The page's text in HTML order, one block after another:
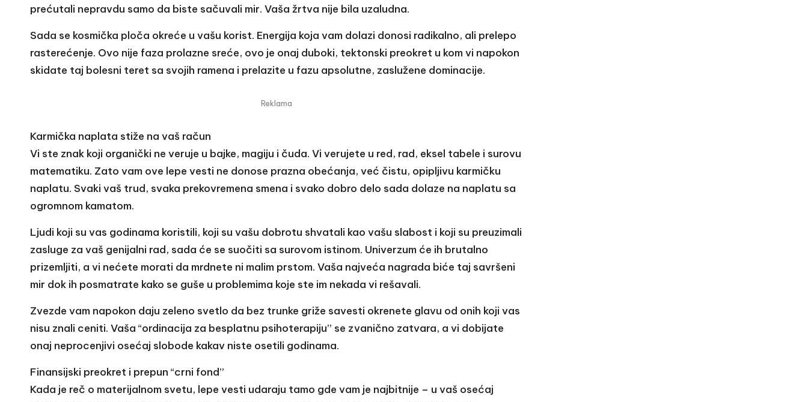
prećutali nepravdu samo da biste sačuvali mir. Vaša žrtva nije bila uzaludna.
Sada se kosmička ploča okreće u vašu korist. Energija koja vam dolazi donosi radikalno, ali prelepo
rasterećenje. Ovo nije faza prolazne sreće, ovo je onaj duboki, tektonski preokret u kom vi napokon
skidate taj bolesni teret sa svojih ramena i prelazite u fazu apsolutne, zaslužene dominacije.
Reklama
Karmička naplata stiže na vaš račun
Vi ste znak koji organički ne veruje u bajke, magiju i čuda. Vi verujete u red, rad, eksel tabele i surovu
matematiku. Zato vam ove lepe vesti ne donose prazna obećanja, već čistu, opipljivu karmičku
naplatu. Svaki vaš trud, svaka prekovremena smena i svako dobro delo sada dolaze na naplatu sa
ogromnom kamatom.
Ljudi koji su vas godinama koristili, koji su vašu dobrotu shvatali kao vašu slabost i koji su preuzimali
zasluge za vaš genijalni rad, sada će se suočiti sa surovom istinom. Univerzum će ih brutalno
prizemljiti, a vi nećete morati da mrdnete ni malim prstom. Vaša najveća nagrada biće taj savršeni
mir dok ih posmatrate kako se guše u problemima koje ste im nekada vi rešavali.
Zvezde vam napokon daju zeleno svetlo da bez trunke griže savesti okrenete glavu od onih koji vas
nisu znali ceniti. Vaša “ordinacija za besplatnu psihoterapiju” se zvanično zatvara, a vi dobijate
onaj neprocenjivi osećaj slobode kakav niste osetili godinama.
Finansijski preokret i prepun “crni fond”
Kada je reč o materijalnom svetu, lepe vesti udaraju tamo gde vam je najbitnije – u vaš osećaj